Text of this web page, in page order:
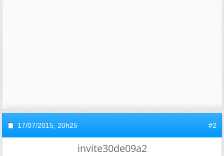
17/07/2015, 20h25 #2
invite30de09a2